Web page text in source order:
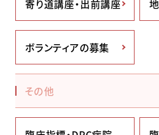
寄り道講座・出前講座
ボランティアの募集
その他